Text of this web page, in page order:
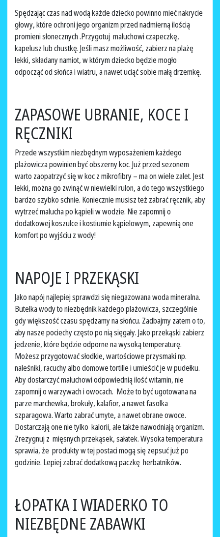
Spędzając czas nad wodą każde dziecko powinno mieć nakrycie
głowy, które ochroni jego organizm przed nadmierną ilością
promieni słonecznych .Przygotuj maluchowi czapeczkę,
kapelusz lub chustkę. Jeśli masz możliwość, zabierz na plażę
lekki, składany namiot, w którym dziecko będzie mogło
odpocząć od słońca i wiatru, a nawet uciąć sobie małą drzemkę.
ZAPASOWE UBRANIE, KOCE I
RĘCZNIKI
Przede wszystkim niezbędnym wyposażeniem każdego
plażowicza powinien być obszerny koc. Już przed sezonem
warto zaopatrzyć się w koc z mikrofibry – ma on wiele zalet. Jest
lekki, można go zwinąć w niewielki rulon, a do tego wszystkiego
bardzo szybko schnie. Koniecznie musisz też zabrać ręcznik, aby
wytrzeć malucha po kąpieli w wodzie. Nie zapomnij o
dodatkowej koszulce i kostiumie kąpielowym, zapewnią one
komfort po wyjściu z wody!
NAPOJE I PRZEKĄSKI
Jako napój najlepiej sprawdzi się niegazowana woda mineralna.
Butelka wody to niezbędnik każdego plażowicza, szczególnie
gdy większość czasu spędzamy na słońcu. Zadbajmy zatem o to,
aby nasze pociechy często po nią sięgały. Jako przekąski zabierz
jedzenie, które będzie odporne na wysoką temperaturę.
Możesz przygotować słodkie, wartościowe przysmaki np.
naleśniki, racuchy albo domowe tortille i umieścić je w pudełku.
Aby dostarczyć maluchowi odpowiednią ilość witamin, nie
zapomnij o warzywach i owocach. Może to być ugotowana na
parze marchewka, brokuły, kalafior, a nawet fasolka
szparagowa. Warto zabrać umyte, a nawet obrane owoce.
Dostarczają one nie tylko kalorii, ale także nawodniają organizm.
Zrezygnuj z mięsnych przekąsek, sałatek. Wysoka temperatura
sprawia, że produkty w tej postaci mogą się zepsuć już po
godzinie. Lepiej zabrać dodatkową paczkę herbatników.
ŁOPATKA I WIADERKO TO
NIEZBĘDNE ZABAWKI